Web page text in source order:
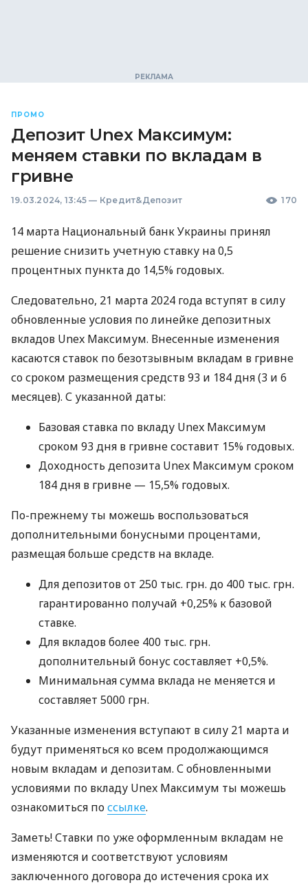
ПРОМО
Депозит Unex Максимум:
меняем ставки по вкладам в
гривне
19.03.2024, 13:45 — Кредит&Депозит 170
14 марта Национальный банк Украины принял
решение снизить учетную ставку на 0,5
процентных пункта до 14,5% годовых.
Следовательно, 21 марта 2024 года вступят в силу
обновленные условия по линейке депозитных
вкладов Unex Максимум. Внесенные изменения
касаются ставок по безотзывным вкладам в гривне
со сроком размещения средств 93 и 184 дня (3 и 6
месяцев). С указанной даты:
Базовая ставка по вкладу Unex Максимум
сроком 93 дня в гривне составит 15% годовых.
Доходность депозита Unex Максимум сроком
184 дня в гривне — 15,5% годовых.
По-прежнему ты можешь воспользоваться
дополнительными бонусными процентами,
размещая больше средств на вкладе.
Для депозитов от 250 тыс. грн. до 400 тыс. грн.
гарантированно получай +0,25% к базовой
ставке.
Для вкладов более 400 тыс. грн.
дополнительный бонус составляет +0,5%.
Минимальная сумма вклада не меняется и
составляет 5000 грн.
Указанные изменения вступают в силу 21 марта и
будут применяться ко всем продолжающимся
новым вкладам и депозитам. С обновленными
условиями по вкладу Unex Максимум ты можешь
ознакомиться поссылке.
Заметь! Ставки по уже оформленным вкладам не
изменяются и соответствуют условиям
заключенного договора до истечения срока их